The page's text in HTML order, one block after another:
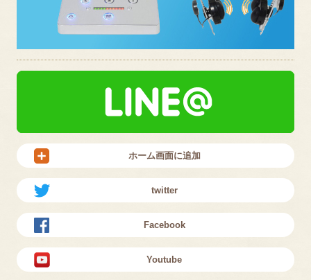
ホーム画面に追加
twitter
Facebook
Youtube